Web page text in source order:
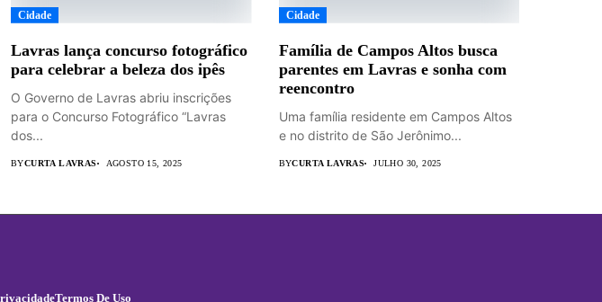
Cidade
Lavras lança concurso fotográfico
para celebrar a beleza dos ipês
O Governo de Lavras abriu inscrições
para o Concurso Fotográfico “Lavras
dos...
BYCURTA LAVRAS AGOSTO 15, 2025
Cidade
Família de Campos Altos busca
parentes em Lavras e sonha com
reencontro
Uma família residente em Campos Altos
e no distrito de São Jerônimo...
BYCURTA LAVRAS JULHO 30, 2025
Termos De Uso